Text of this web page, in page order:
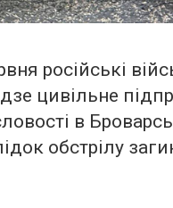
російські
цивільне
в
обстрілу